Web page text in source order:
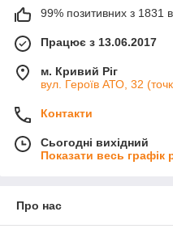
99% позитивних з 1831
Працює з 13.06.2017
м. Кривий Ріг
вул. Героїв АТО, 32
Контакти
Сьогодні вихідний
Показати весь графік
Про нас